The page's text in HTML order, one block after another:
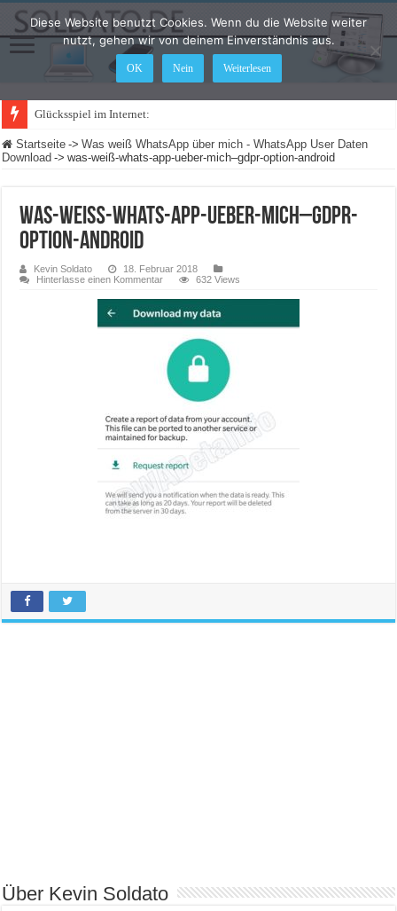
Glücksspiel im Internet: Was ändert sich
Startseite -> Was weiß WhatsApp über mich - WhatsApp User Daten
Download -> was-weiß-whats-app-ueber-mich–gdpr-option-android
was-weiß-whats-app-ueber-mich–gdpr-
option-android
Kevin Soldato
18. Februar 2018
Hinterlasse einen Kommentar
632 Views
Über Kevin Soldato
Diese Website benutzt Cookies. Wenn du die Website weiter
nutzt, gehen wir von deinem Einverständnis aus.
OK Nein Weiterlesen